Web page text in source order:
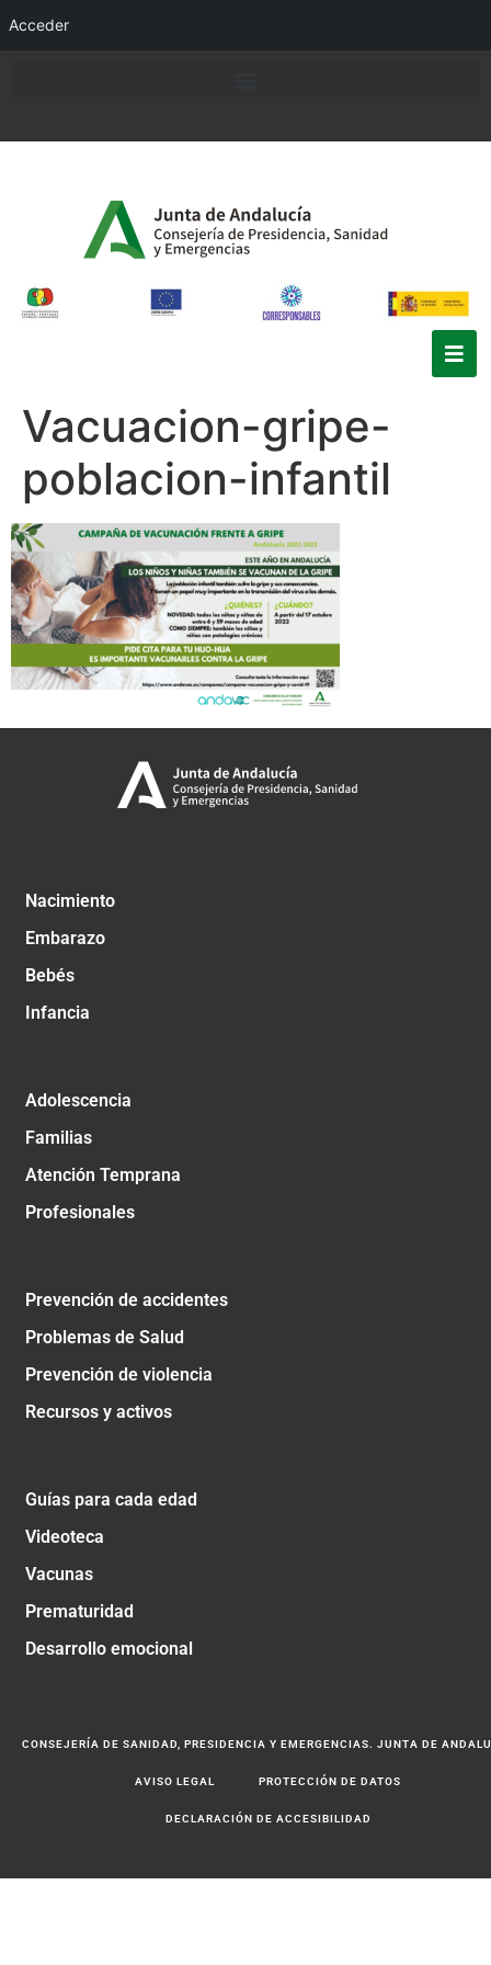
Acceder
Vacuacion-gripe-
poblacion-infantil
Nacimiento
Embarazo
Bebés
Infancia
Adolescencia
Familias
Atención Temprana
Profesionales
Prevención de accidentes
Problemas de Salud
Prevención de violencia
Recursos y activos
Guías para cada edad
Videoteca
Vacunas
Prematuridad
Desarrollo emocional
CONSEJERÍA DE SANIDAD, PRESIDENCIA Y EMERGENCIAS. JUNTA DE
AVISO LEGAL PROTECCIÓN DE DATOS
DECLARACIÓN DE ACCESIBILIDAD